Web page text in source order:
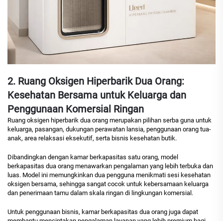
2. Ruang Oksigen Hiperbarik Dua Orang:
Kesehatan Bersama untuk Keluarga dan
Penggunaan Komersial Ringan
Ruang oksigen hiperbarik dua orang merupakan pilihan serba guna untuk
keluarga, pasangan, dukungan perawatan lansia, penggunaan orang tua-
anak, area relaksasi eksekutif, serta bisnis kesehatan butik.
Dibandingkan dengan kamar berkapasitas satu orang, model
berkapasitas dua orang menawarkan pengalaman yang lebih terbuka dan
luas. Model ini memungkinkan dua pengguna menikmati sesi kesehatan
oksigen bersama, sehingga sangat cocok untuk kebersamaan keluarga
dan penerimaan tamu dalam skala ringan di lingkungan komersial.
Untuk penggunaan bisnis, kamar berkapasitas dua orang juga dapat